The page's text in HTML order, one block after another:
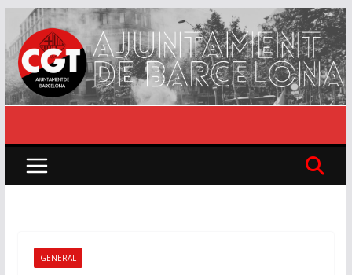
Skip
to
content
GENERAL